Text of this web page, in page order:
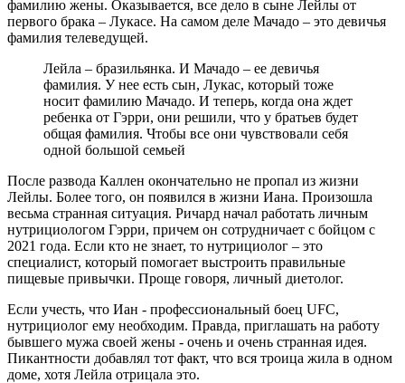
фамилию жены. Оказывается, все дело в сыне Лейлы от
первого брака – Лукасе. На самом деле Мачадо – это девичья
фамилия телеведущей.
Лейла – бразильянка. И Мачадо – ее девичья
фамилия. У нее есть сын, Лукас, который тоже
носит фамилию Мачадо. И теперь, когда она ждет
ребенка от Гэрри, они решили, что у братьев будет
общая фамилия. Чтобы все они чувствовали себя
одной большой семьей
После развода Каллен окончательно не пропал из жизни
Лейлы. Более того, он появился в жизни Иана. Произошла
весьма странная ситуация. Ричард начал работать личным
нутрициологом Гэрри, причем он сотрудничает с бойцом с
2021 года. Если кто не знает, то нутрициолог – это
специалист, который помогает выстроить правильные
пищевые привычки. Проще говоря, личный диетолог.
Если учесть, что Иан - профессиональный боец UFC,
нутрициолог ему необходим. Правда, приглашать на работу
бывшего мужа своей жены - очень и очень странная идея.
Пикантности добавлял тот факт, что вся троица жила в одном
доме, хотя Лейла отрицала это.